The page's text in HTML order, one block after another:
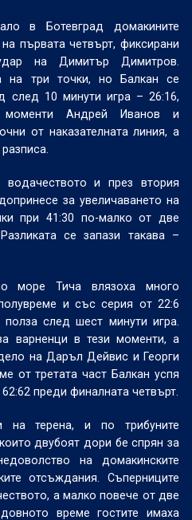
в Ботевград домакините
първата четвърт, фиксирани
на Димитър Димитров.
на три точки, но Балкан се
след 10 минути игра – 26:16,
моменти Андрей Иванов и
от наказателната линия, а
водачеството и през втория
за увеличаването на
при 41:30 по-малко от две
се запази такава –
море Тича влязоха много
и със серия от 22:6
след шест минути игра.
варненци в тези моменти, а
на Даръл Дейвис и Георги
от третата част Балкан успя
преди финалната четвърт.
на терена, и по трибуните
двубоят дори бе спрян за
на домакинските
отсъждания. Съперниците
а малко повече от две
време гостите имаха